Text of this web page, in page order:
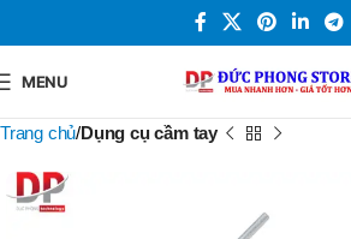
MENU
Trang chủ Dụng cụ cầm tay